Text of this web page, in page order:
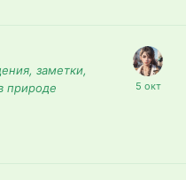
заметки,
природе